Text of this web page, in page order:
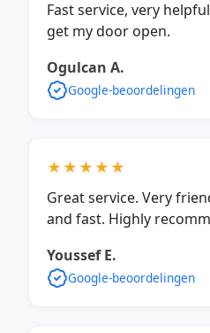
Fast service, very
get my door open.
Ogulcan A.
Google-beoordelingen
★★★★★
Great service. Very
and fast. Highly
Youssef E.
Google-beoordelingen